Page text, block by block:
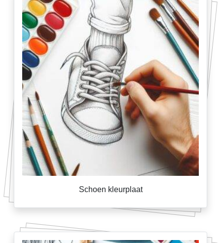
Schoen kleurplaat